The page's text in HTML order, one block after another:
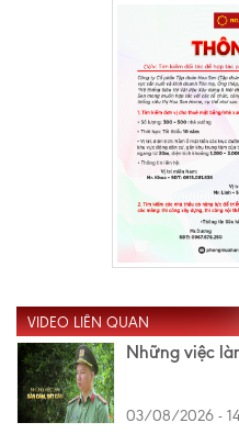
VIDEO LIÊN QUAN
Những việc
03/08/2026 -